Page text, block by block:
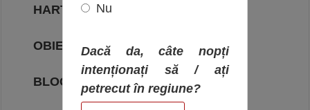
HARTA OBIECTIVELOR
OBIECTIVE
BLOG
Nu
Dacă da, câte nopți
intenționați să / ați
petrecut în regiune?